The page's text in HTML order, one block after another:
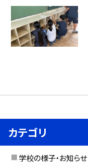
カテゴリ
学校の様子・お知らせ